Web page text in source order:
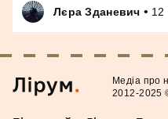
Лєра Зданевич • 12
Медiа про
2012-2025